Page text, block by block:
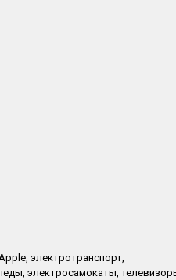
электротранспорт,
электросамокаты,